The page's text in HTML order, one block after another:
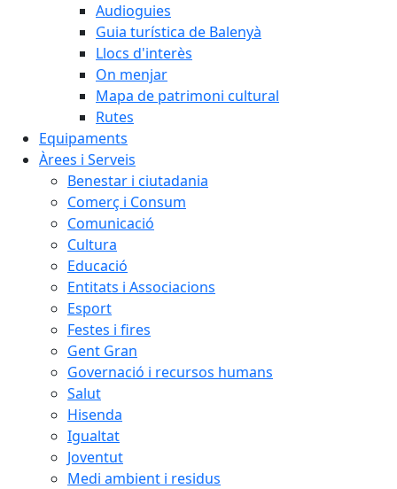
Audioguies
Guia turística de Balenyà
Llocs d'interès
On menjar
Mapa de patrimoni cultural
Rutes
Equipaments
Àrees i Serveis
Benestar i ciutadania
Comerç i Consum
Comunicació
Cultura
Educació
Entitats i Associacions
Esport
Festes i fires
Gent Gran
Governació i recursos humans
Salut
Hisenda
Igualtat
Joventut
Medi ambient i residus